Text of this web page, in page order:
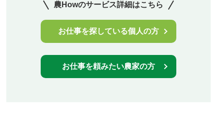
農Howのサービス詳細はこちら
お仕事を探している個人の方
お仕事を頼みたい農家の方